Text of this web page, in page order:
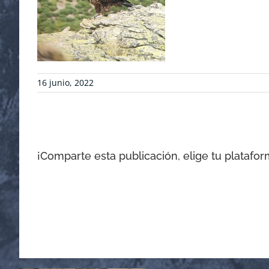
16 junio, 2022
¡Comparte esta publicación, elige tu